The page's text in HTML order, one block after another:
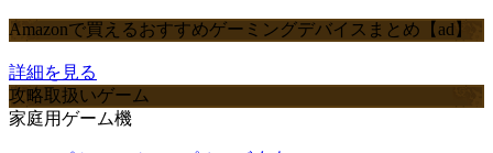
Amazonで買えるおすすめゲーミングデバイスまとめ【ad】
詳細を見る
攻略取扱いゲーム
家庭用ゲーム機